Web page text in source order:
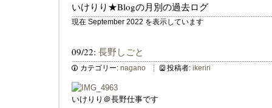
いけりり★Blogの月別の過去ログ
現在 September 2022 を表示しています
09/22: 長野しごと
カテゴリー: nagano 投稿者: ikeriri
いけりり＠長野仕事です